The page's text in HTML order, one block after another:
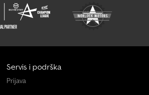
Servis i podrška
Prijava